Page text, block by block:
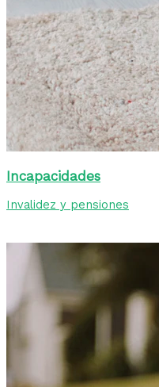
Incapacidades
Invalidez y pensiones